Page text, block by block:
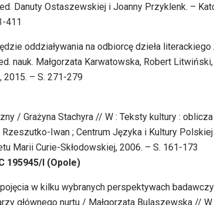
Danuty Ostaszewskiej i Joanny Przyklenk. –
411
oddziaływania na odbiorcę dzieła
nauk. Małgorzata Karwatowska, Robert
2015. – S. 271-279
/ Grażyna Stachyra // W : Teksty kultury :
Rzeszutko-Iwan ; Centrum Języka i Kultury
Marii Curie-Skłodowskiej, 2006. – S. 161-173
195945/I (Opole)
w kilku wybranych perspektywach
głównego nurtu / Małgorzata Bulaszewska //